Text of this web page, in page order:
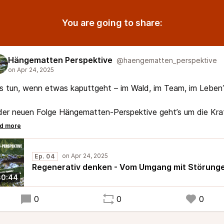
You are going to share:
Hängematten Perspektive @haengematten_perspektive
tun, wenn etwas kaputtgeht – im Wald, im Team, im
neuen Folge Hängematten-Perspektive geht’s um die
Regeneration, die Weisheit der Systeme und was wir von
zerzausten Biotop über Resilienz lernen können.
draußen denken und innen aufräumen!
Ep. 04
Regenerativ denken - Vom Umgang mit
0 0 0